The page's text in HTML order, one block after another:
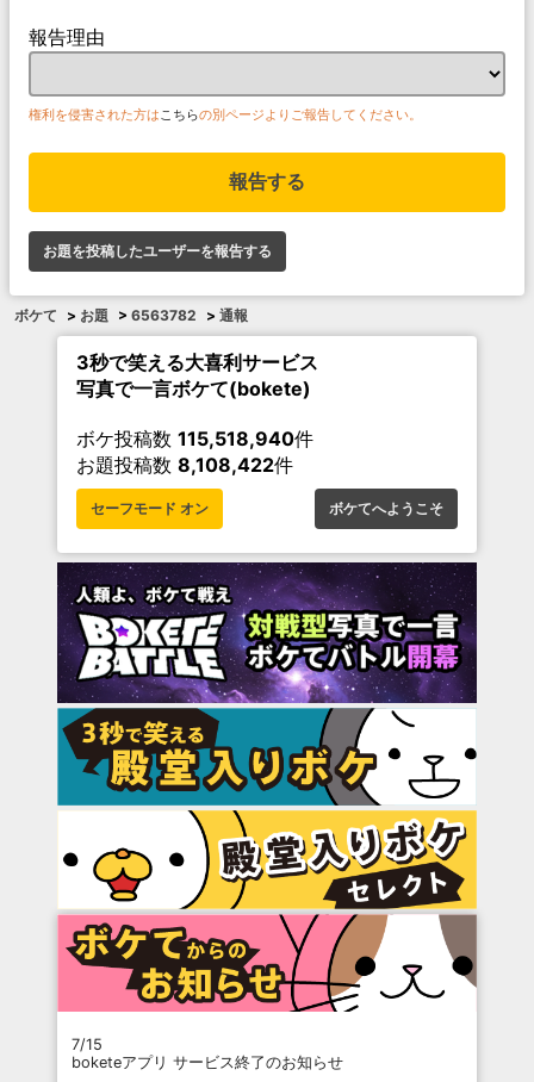
報告理由
権利を侵害された方はこちらの別ページよりご報告してください。
報告する
お題を投稿したユーザーを報告する
ボケて > お題 > 6563782 > 通報
3秒で笑える大喜利サービス
写真で一言ボケて(bokete)
ボケ投稿数 115,518,940件
お題投稿数 8,108,422件
セーフモード オン ボケてへようこそ
7/15
boketeアプリ サービス終了のお知らせ